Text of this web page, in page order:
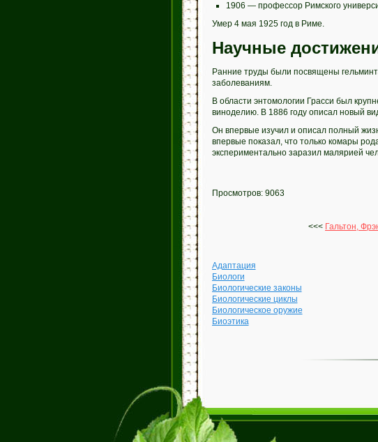
1906 — профессор Римского
Умер 4 мая 1925 год в Риме.
Научные
Ранние труды были посвящены
заболеваниям.
В области энтомологии Грасси был
виноделию. В 1886 году описал новый
Он впервые изучил и описал полный
впервые показал, что только комары
экспериментально заразил малярией
Просмотров: 9063
<<< Гальтон,
Адаптация
Биологи
Биологические законы
Биологические циклы
Биологическое оружие
Биоэтика